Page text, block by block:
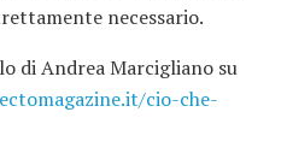
necessario.
di Andrea Marcigliano su
cio-che-